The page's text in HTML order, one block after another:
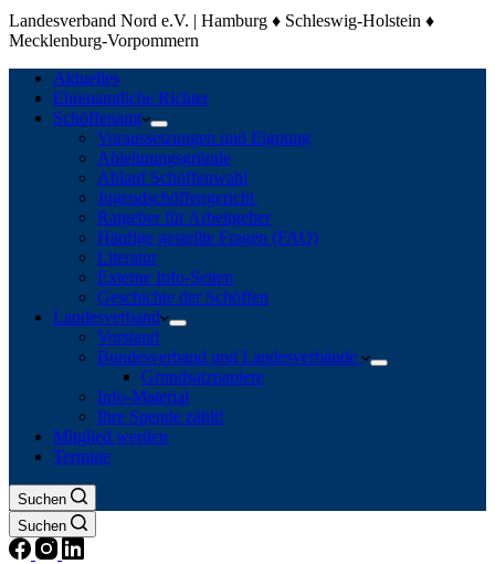
Landesverband Nord e.V. | Hamburg ♦ Schleswig-Holstein ♦
Mecklenburg-Vorpommern
Aktuelles
Ehrenamtliche Richter
Schöffenamt
Voraussetzungen und Eignung
Ablehnungsgründe
Ablauf Schöffenwahl
Jugendschöffengericht
Ratgeber für Arbeitgeber
Häufige gestellte Fragen (FAQ)
Literatur
Externe Info-Seiten
Geschichte der Schöffen
Landesverband
Vorstand
Bundesverband und Landesverbände
Grundsatzpapiere
Info-Material
Ihre Spende zählt!
Mitglied werden
Termine
Suchen
Suchen